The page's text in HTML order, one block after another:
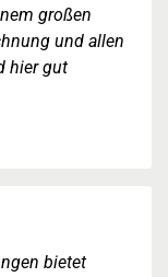
großen
und allen
hier gut
bietet